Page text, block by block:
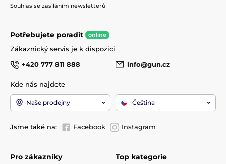
Souhlas se zasíláním newsletterů
Potřebujete poradit online
Zákaznický servis je k dispozici
+420 777 811 888
info@gun.cz
Kde nás najdete
Naše prodejny Čeština
Jsme také na: Facebook Instagram
Pro zákazníky Top kategorie